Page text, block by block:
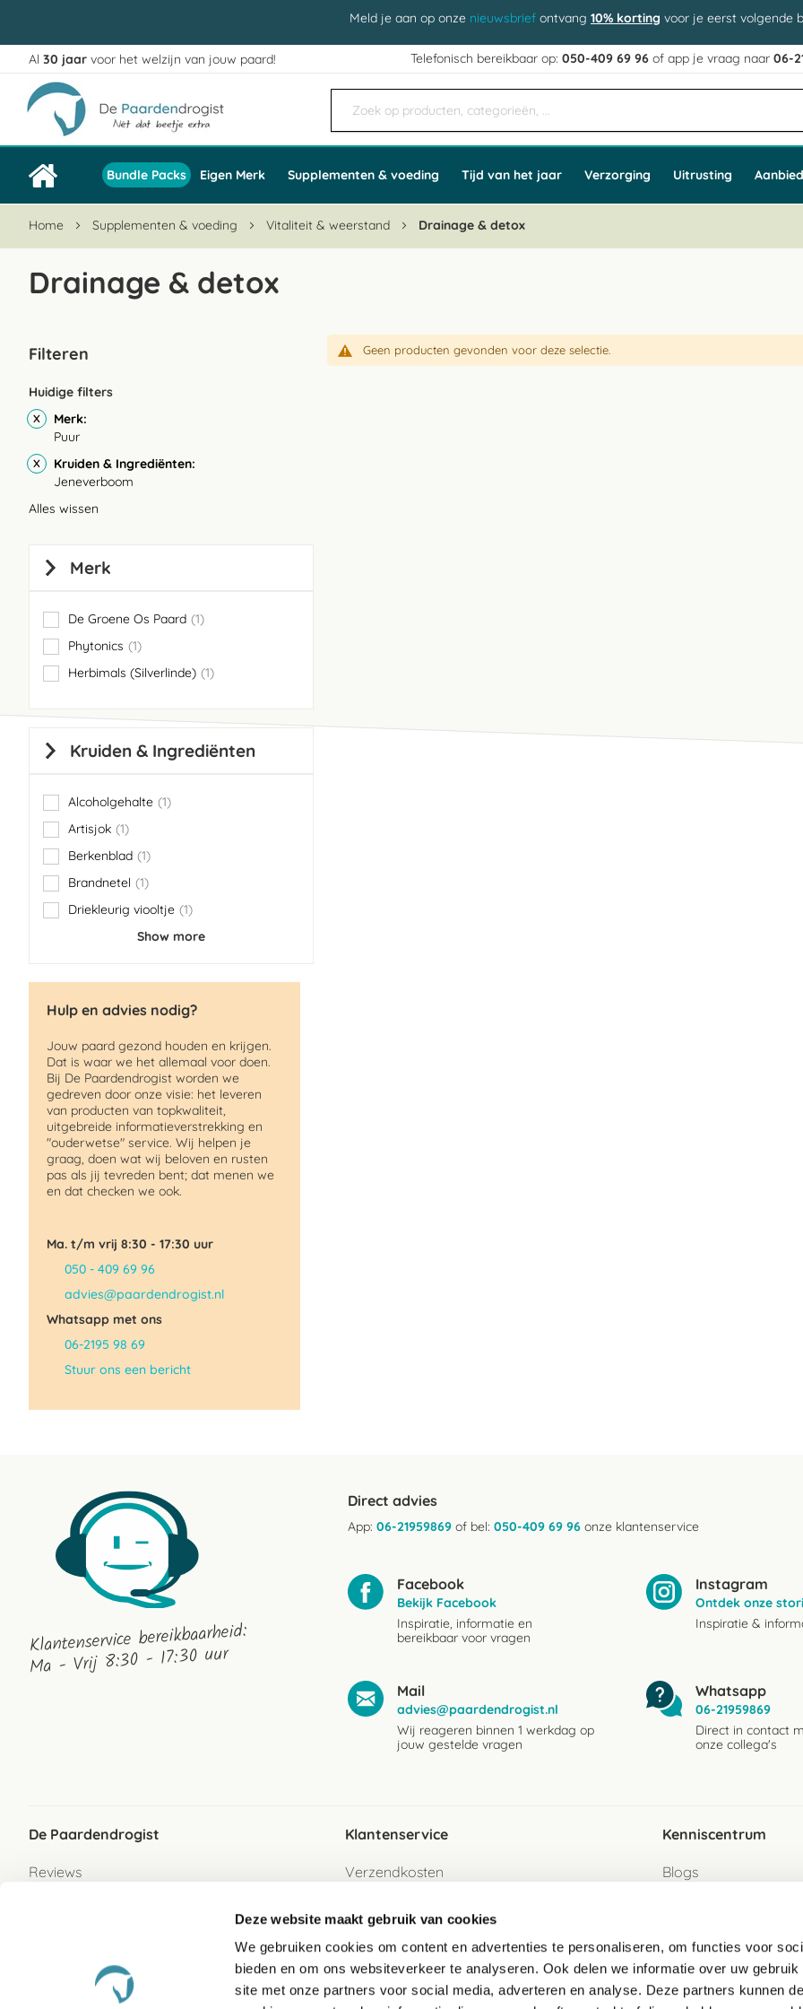
Deze website maakt gebruik van cookies
We gebruiken cookies om content en advertenties te personaliseren, om functies voor
bieden en om ons websiteverkeer te analyseren. Ook delen we informatie over uw gebruik
site met onze partners voor social media, adverteren en analyse. Deze partners kunnen
Meld je aan op onze nieuwsbrief ontvang 10% korting voor je eerst volgende
Ga
naar
de
inhoud
Al 30 jaar voor het welzijn van jouw paard! Telefonisch bereikbaar op:050-409 69 96 of app je vraag naar06-
Bundle Packs Eigen Merk Supplementen & voeding Tijd van het jaar Verzorging Uitrusting
Home Supplementen & voeding Vitaliteit & weerstand Drainage & detox
Drainage & detox
Geen producten gevonden voor deze selectie.
Filteren
Huidige filters
Merk
Puur
Kruiden & Ingrediënten
Jeneverboom
Alles wissen
Merk
De Groene Os Paard 1
item
Phytonics
1
item
Herbimals (Silverlinde) 1
item
Kruiden & Ingrediënten
Alcoholgehalte 1
item
Artisjok 1
item
Berkenblad 1
item
Brandnetel
1
item
Driekleurig viooltje 1
item
Show more
Hulp en advies nodig?
Jouw paard gezond houden en krijgen.
Dat is waar we het allemaal voor doen.
Bij De Paardendrogist worden we
gedreven door onze visie: het leveren
van producten van topkwaliteit,
uitgebreide informatieverstrekking en
"ouderwetse" service. Wij helpen je
graag, doen wat wij beloven en rusten
pas als jij tevreden bent; dat menen we
en dat checken we ook.
Ma. t/m vrij 8:30 - 17:30 uur
050 - 409 69 96
advies@paardendrogist.nl
Whatsapp met ons
06-2195 98 69
Stuur ons een bericht
Klantenservice bereikbaarheid:
Ma - Vrij 8:30 - 17:30 uur
Direct advies
App: 06-21959869 of bel: 050-409 69 96 onze klantenservice
Facebook
Bekijk Facebook
Inspiratie, informatie en
bereikbaar voor vragen
Instagram
Ontdek onze
Inspiratie &
Mail
advies@paardendrogist.nl
Wij reageren binnen 1 werkdag op
jouw gestelde vragen
Whatsapp
06-21959869
Direct in contact
onze collega's
De Paardendrogist
Reviews
Klantenservice
Verzendkosten
Betaalwijzen
Retour
Retour sturen als gast
Kenniscentrum
Blogs